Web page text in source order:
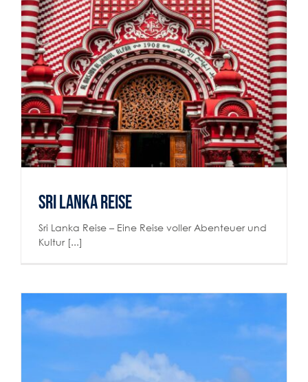
Sri Lanka Reise
Reiselust
Sri Lanka Reise
Sri Lanka Reise – Eine Reise voller Abenteuer und
Kultur [...]